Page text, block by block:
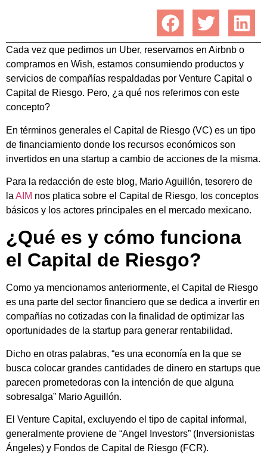
Cada vez que pedimos un Uber, reservamos en Airbnb o
compramos en Wish, estamos consumiendo productos y
servicios de compañías respaldadas por Venture Capital o
Capital de Riesgo. Pero, ¿a qué nos referimos con este
concepto?
En términos generales el Capital de Riesgo (VC) es un tipo
de financiamiento donde los recursos económicos son
invertidos en una startup a cambio de acciones de la misma.
Para la redacción de este blog, Mario Aguillón, tesorero de
la AIM nos platica sobre el Capital de Riesgo, los conceptos
básicos y los actores principales en el mercado mexicano.
¿Qué es y cómo funciona
el Capital de Riesgo?
Como ya mencionamos anteriormente, el Capital de Riesgo
es una parte del sector financiero que se dedica a invertir en
compañías no cotizadas con la finalidad de optimizar las
oportunidades de la startup para generar rentabilidad.
Dicho en otras palabras, “es una economía en la que se
busca colocar grandes cantidades de dinero en startups que
parecen prometedoras con la intención de que alguna
sobresalga” Mario Aguillón.
El Venture Capital, excluyendo el tipo de capital informal,
generalmente proviene de “Angel Investors” (Inversionistas
Ángeles) y Fondos de Capital de Riesgo (FCR).